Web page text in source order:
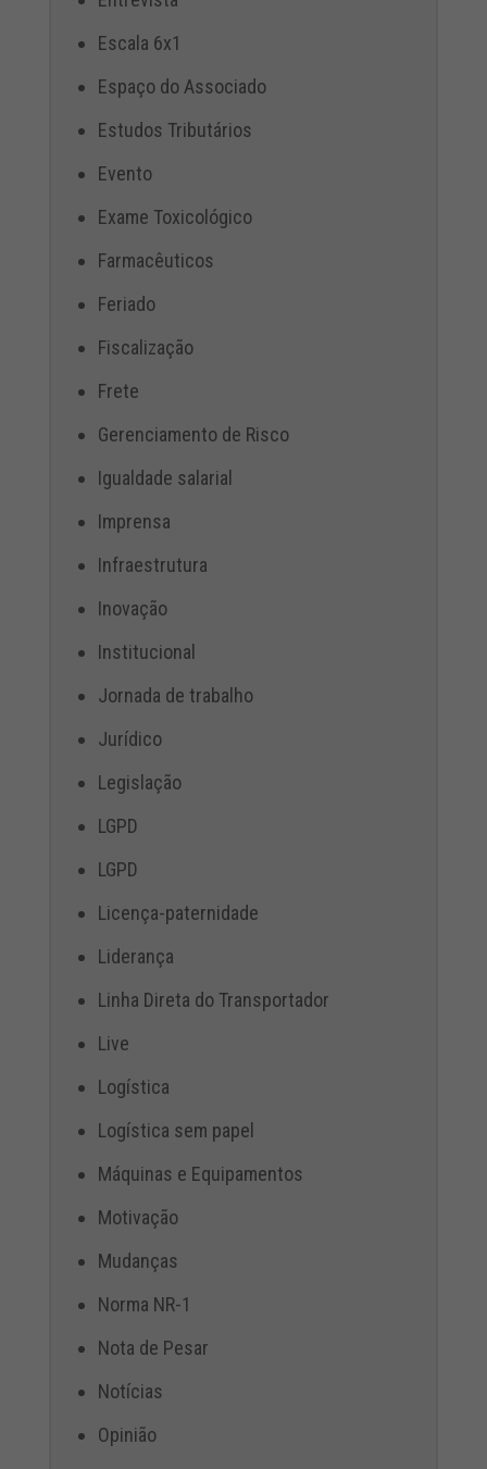
Escala 6x1
Espaço do Associado
Estudos Tributários
Evento
Exame Toxicológico
Farmacêuticos
Feriado
Fiscalização
Frete
Gerenciamento de Risco
Igualdade salarial
Imprensa
Infraestrutura
Inovação
Institucional
Jornada de trabalho
Jurídico
Legislação
LGPD
LGPD
Licença-paternidade
Liderança
Linha Direta do Transportador
Live
Logística
Logística sem papel
Máquinas e Equipamentos
Motivação
Mudanças
Norma NR-1
Nota de Pesar
Notícias
Opinião